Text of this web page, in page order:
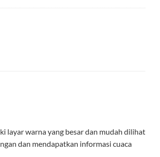
layar warna yang besar dan mudah dilihat
dan mendapatkan informasi cuaca